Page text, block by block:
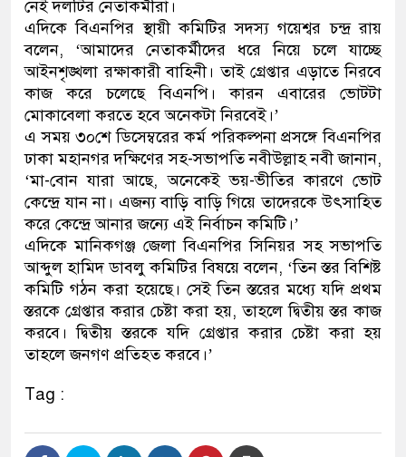
নেই দলটির নেতাকর্মীরা।
এদিকে বিএনপির স্থায়ী কমিটির সদস্য গয়েশ্বর চন্দ্র রায়
বলেন, ‘আমাদের নেতাকর্মীদের ধরে নিয়ে চলে যাচ্ছে
আইনশৃঙ্খলা রক্ষাকারী বাহিনী। তাই গ্রেপ্তার এড়াতে নিরবে
কাজ করে চলেছে বিএনপি। কারন এবারের ভোটটা
মোকাবেলা করতে হবে অনেকটা নিরবেই।’
এ সময় ৩০শে ডিসেম্বরের কর্ম পরিকল্পনা প্রসঙ্গে বিএনপির
ঢাকা মহানগর দক্ষিণের সহ-সভাপতি নবীউল্লাহ নবী জানান,
‘মা-বোন যারা আছে, অনেকেই ভয়-ভীতির কারণে ভোট
কেন্দ্রে যান না। এজন্য বাড়ি বাড়ি গিয়ে তাদেরকে উৎসাহিত
করে কেন্দ্রে আনার জন্যে এই নির্বাচন কমিটি।’
এদিকে মানিকগঞ্জ জেলা বিএনপির সিনিয়র সহ সভাপতি
আব্দুল হামিদ ডাবলু কমিটির বিষয়ে বলেন, ‘তিন স্তর বিশিষ্ট
কমিটি গঠন করা হয়েছে। সেই তিন স্তরের মধ্যে যদি প্রথম
স্তরকে গ্রেপ্তার করার চেষ্টা করা হয়, তাহলে দ্বিতীয় স্তর কাজ
করবে। দ্বিতীয় স্তরকে যদি গ্রেপ্তার করার চেষ্টা করা হয়
তাহলে জনগণ প্রতিহত করবে।’
Tag :